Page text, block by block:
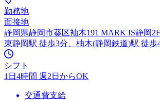
勤務地
面接地
静岡県静岡市葵区袖木191 MARK IS静岡2F
東静岡駅 徒歩3分、柚木(静岡鉄道)駅 徒歩
シフト
1日4時間 週2日からOK
交通費支給